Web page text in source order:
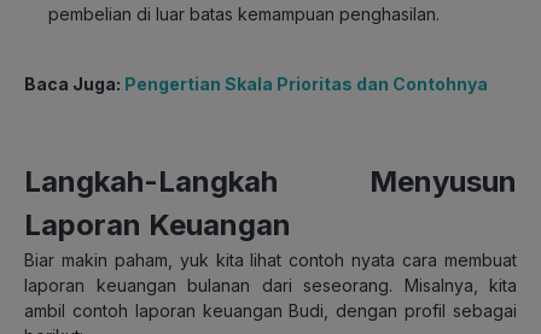
pembelian di luar batas kemampuan penghasilan.
Baca Juga: Pengertian Skala Prioritas dan Contohnya
Langkah-Langkah Menyusun
Laporan Keuangan
Biar makin paham, yuk kita lihat contoh nyata cara membuat
laporan keuangan bulanan dari seseorang. Misalnya, kita
ambil contoh laporan keuangan Budi, dengan profil sebagai